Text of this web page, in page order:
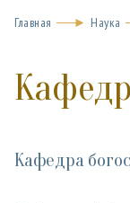
Главная Наука
Кафедра